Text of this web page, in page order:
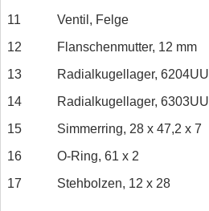
11
Ventil, Felge
12
Flanschenmutter, 12 mm
13
Radialkugellager, 6204UU
14
Radialkugellager, 6303UU
15
Simmerring, 28 x 47,2 x 7
16
O-Ring, 61 x 2
17
Stehbolzen, 12 x 28